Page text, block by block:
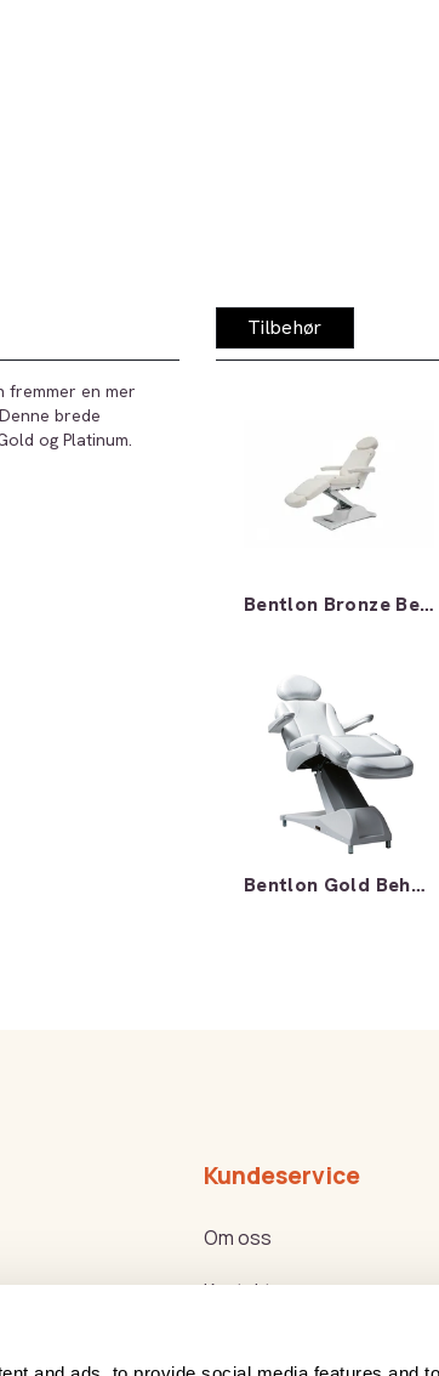
fremmer en mer
brede
og Platinum.
Tilbehør
Bentlon Bronze Behandlingsbenk
Bentlon Gold Behandlingsbenk
Kundeservice
Om oss
Kontakt oss